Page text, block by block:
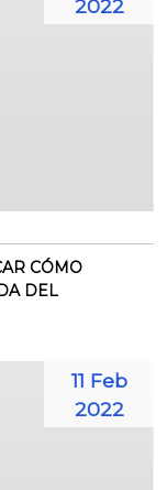
2022
CÓMO
DEL
11 Feb
2022